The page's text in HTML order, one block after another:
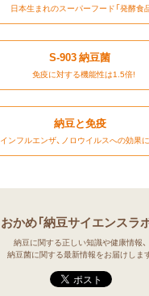
日本生まれのスーパーフード 「発酵食
S-903 納豆菌
免疫に対する機能性は1.5倍!
納豆と免疫
インフルエンザ、ノロウイルスへの効果
おかめ「納豆サイエンスラボ
納豆に関する正しい知識や健康情報、
納豆菌に関する最新情報をお届けしま